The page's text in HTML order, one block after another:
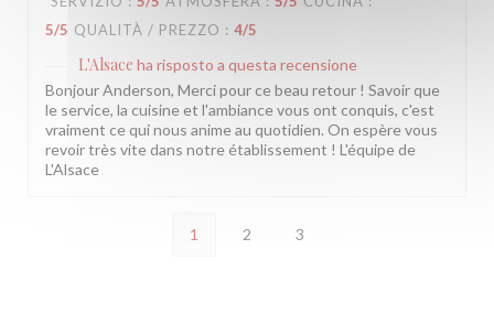
5/5 QUALITÀ / PREZZO : 4/5
L'Alsace ha risposto a questa recensione
Bonjour Anderson, Merci pour ce beau retour ! Savoir que
le service, la cuisine et l'ambiance vous ont conquis, c'est
vraiment ce qui nous anime au quotidien. On espère vous
revoir très vite dans notre établissement ! L'équipe de
L'Alsace
1 2 3